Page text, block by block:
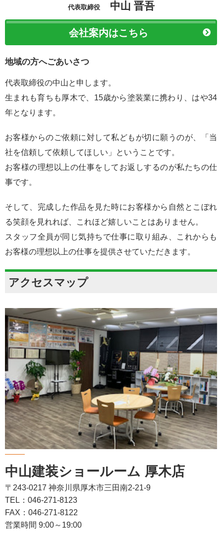
代表取締役 中山 晋吾
会社案内はこちら
地域の方へごあいさつ
代表取締役の中山と申します。
生まれも育ちも厚木で、15歳から塗装業に携わり、はや34
年となります。
お客様からのご依頼に対して私どもが切に願うのが、「当
社を信頼して依頼してほしい」ということです。
お客様の理想以上の仕事をしてお返しするのが私たちの仕
事です。
そして、完成した作品を見た時にお客様から自然とこぼれ
る笑顔を見れれば、これほど嬉しいことはありません。
スタッフ全員が同じ気持ちで仕事に取り組み、これからも
お客様の理想以上の仕事を提供させていただきます。
アクセスマップ
中山建装ショールーム 厚木店
〒243-0217 神奈川県厚木市三田南2-21-9
TEL：046-271-8123
FAX：046-271-8122
営業時間 9:00～19:00